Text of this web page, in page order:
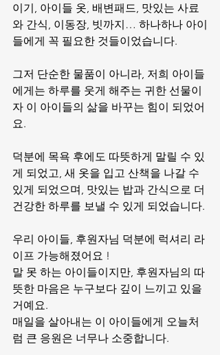
이기, 아이들 옷, 배변패드, 맛있는 사료
와 간식, 이동장, 빗까지… 하나하나 아이
들에게 꼭 필요한 것들이었습니다.
그저 단순한 물품이 아니라, 저희 아이들
에게는 하루를 웃게 해주는 귀한 선물이
자 이 아이들의 삶을 바꾸는 힘이 되었어
요.
덕분에 목욕 후에도 따뜻하게 말릴 수 있
게 되었고, 새 옷을 입고 산책을 나갈 수
있게 되었으며, 맛있는 밥과 간식으로 더
건강한 하루를 보낼 수 있게 되었습니다.
우리 아이들, 후원자님 덕분에 럭셔리 라
이프 가능해졌어요 !
말 못 하는 아이들이지만, 후원자님의 따
뜻한 마음은 누구보다 깊이 느끼고 있을
거예요.
매일을 살아내는 이 아이들에게 오늘처
럼 큰 응원은 너무나 소중합니다.